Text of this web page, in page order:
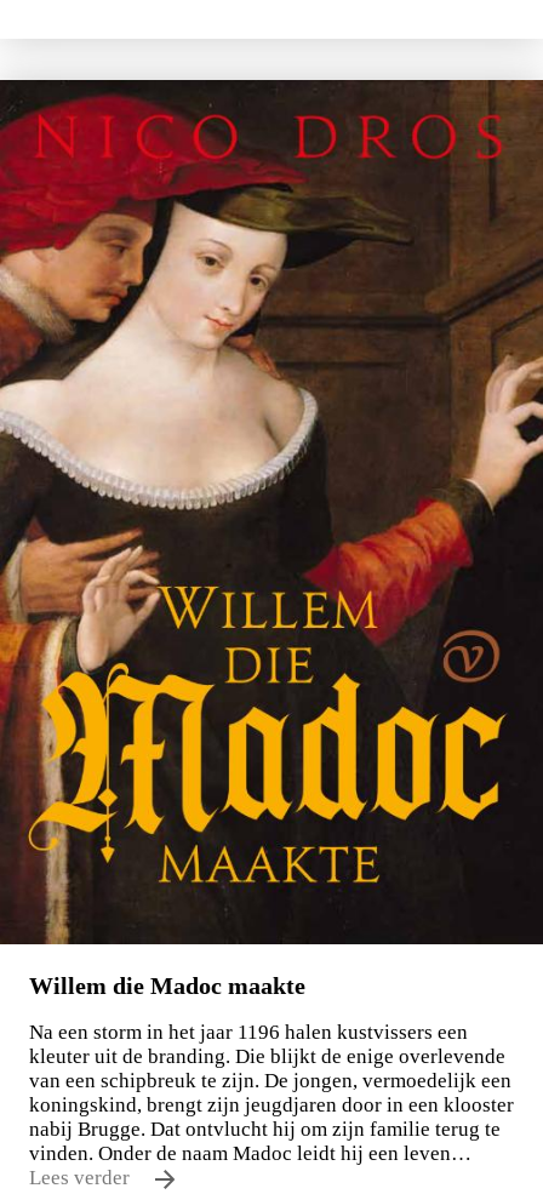
Willem die Madoc maakte
Na een storm in het jaar 1196 halen kustvissers een
kleuter uit de branding. Die blijkt de enige overlevende
van een schipbreuk te zijn. De jongen, vermoedelijk een
koningskind, brengt zijn jeugdjaren door in een klooster
nabij Brugge. Dat ontvlucht hij om zijn familie terug te
vinden. Onder de naam Madoc leidt hij een leven…
Lees verder